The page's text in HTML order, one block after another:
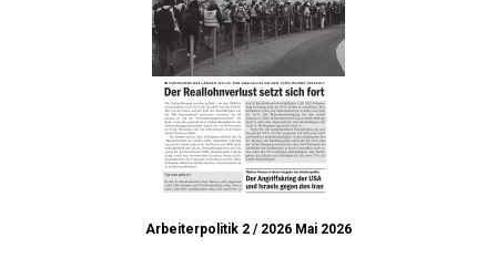
Arbeiterpolitik 2 / 2026 Mai 2026